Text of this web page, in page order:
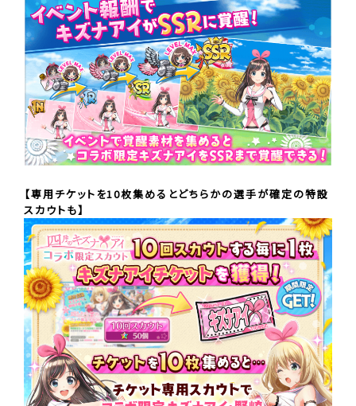
【専用チケットを10枚集めるとどちらかの選手が確定の特設
スカウトも】